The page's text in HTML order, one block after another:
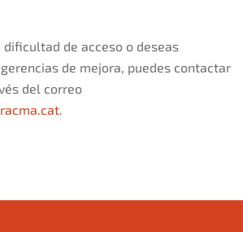
de acceso o deseas
de mejora, puedes contactar
del correo
.